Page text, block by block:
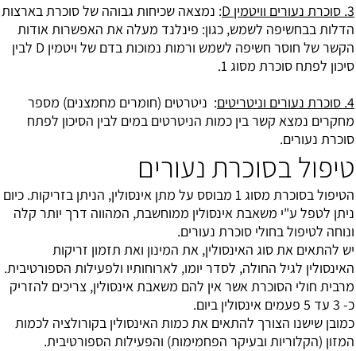
3. סוכרת נעורים וויטמין D
: נמצאה שכיחות גבוהה של סוכרת בארצות
הדלות בבחשיפה לשמש, כגון: פינלנד מעלה את האפשרות אודות
הקשר של חוסר חשיפה לשמש ורמות נמוכות בדם של ויטמין D לבין
סיכון לפתח סוכרת מסוג 1.
4. סוכרת נעורים וניטריטים
: ניטרטים (חומרים מחמצנים) מספר
מחקרים נמצא קשר בין כמות הניטרטים במים לבין הסיכון לפתח
סוכרת נעורים.
טיפול בסוכרת נעורים
הטיפול בסוכרת מסוג 1 מבוסס על מתן אינסולין, הניתן בזריקות. כיום
ניתן לטפל ע"י משאבת אינסולין ממוחשבת, המהווה דרך יותר קלה
ונוחה לטיפול בחולי סוכרת נעורים.
יש להתאים את סוג האינסולין, את המינון ואת תזמון זריקות
האינסולין לגיל החולה, לסדר יומו, לארוחותיו ולפעילות הספורטיבית.
מרבית חולי הסוכרת אשר אין להם משאבת אינסולין, צריכים להזריק
כ- 3 עד 5 פעמים אינסולין ביום.
כמובן שישנו הצורך להתאים את כמות האינסולין בקורולציה לכמות
המזון (הקלוריות ובעיקר הפחמימות) והפעילות הספורטיבית.